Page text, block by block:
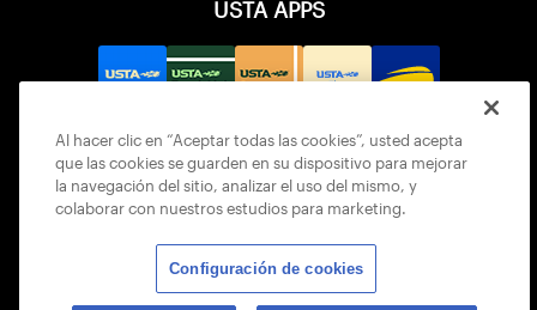
USTA APPS
© 2026 USTA ALL RIGHTS RESERVED
Al hacer clic en “Aceptar todas las cookies”, usted acepta
que las cookies se guarden en su dispositivo para mejorar
la navegación del sitio, analizar el uso del mismo, y
colaborar con nuestros estudios para marketing.
Configuración de cookies